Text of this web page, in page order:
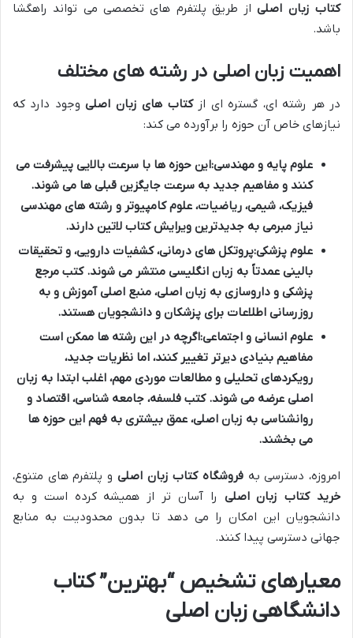
کتاب زبان اصلیاز طریق پلتفرم های تخصصی می تواند راهگشا
باشد.
اهمیت زبان اصلی در رشته های مختلف
در هر رشته ای، گستره ای ازکتاب های زبان اصلیوجود دارد که
نیازهای خاص آن حوزه را برآورده می کند:
علوم پایه و مهندسی:این حوزه ها با سرعت بالایی پیشرفت می
کنند و مفاهیم جدید به سرعت جایگزین قبلی ها می شوند.
فیزیک، شیمی، ریاضیات، علوم کامپیوتر و رشته های مهندسی
نیاز مبرمی به جدیدترین ویرایشکتاب لاتین دارند.
علوم پزشکی:پروتکل های درمانی، کشفیات دارویی، و تحقیقات
بالینی عمدتاً به زبان انگلیسی منتشر می شوند. کتب مرجع
پزشکی و داروسازی به زبان اصلی، منبع اصلی آموزش و به
روزرسانی اطلاعات برای پزشکان و دانشجویان هستند.
علوم انسانی و اجتماعی:اگرچه در این رشته ها ممکن است
مفاهیم بنیادی دیرتر تغییر کنند، اما نظریات جدید،
رویکردهای تحلیلی و مطالعات موردی مهم، اغلب ابتدا به زبان
اصلی عرضه می شوند. کتب فلسفه، جامعه شناسی، اقتصاد و
روانشناسی به زبان اصلی، عمق بیشتری به فهم این حوزه ها
می بخشند.
امروزه، دسترسی بهفروشگاه کتاب زبان اصلی و پلتفرم های متنوع،
خرید کتاب زبان اصلی را آسان تر از همیشه کرده است و به
دانشجویان این امکان را می دهد تا بدون محدودیت به منابع
جهانی دسترسی پیدا کنند.
معیارهای تشخیص “بهترین” کتاب
دانشگاهی زبان اصلی